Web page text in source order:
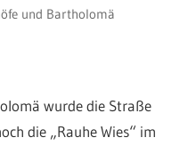
und Bartholomä
wurde die Straße
die „Rauhe Wies“ im